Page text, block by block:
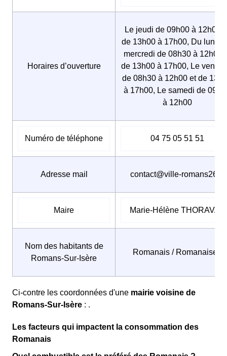
Horaires d’ouverture
Le jeudi de 09h00 à 12h00
de 13h00 à 17h00, Du lundi
mercredi de 08h30 à 12h00
de 13h00 à 17h00, Le
de 08h30 à 12h00 et de
à 17h00, Le samedi de
à 12h00
Numéro de téléphone 04 75 05 51 51
Adresse mail contact@ville-romans26.fr
Maire Marie-Hélène THORAVAL
Nom des habitants de
Romans-Sur-Isère
Romanais / Romanaises
Ci-contre les coordonnées d'une mairie voisine de
Romans-Sur-Isère : .
Les facteurs qui impactent la consommation des
Romanais